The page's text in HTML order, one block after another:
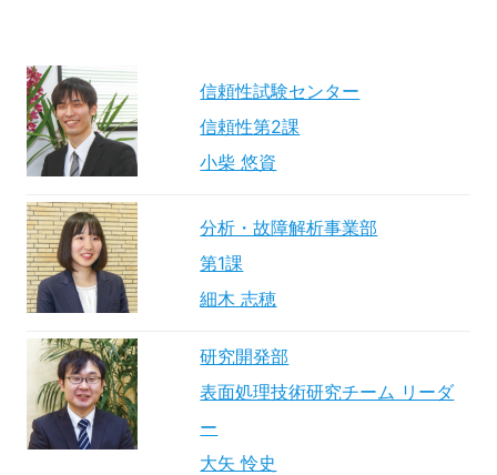
信頼性試験センター
信頼性第2課
小柴 悠資
分析・故障解析事業部
第1課
細木 志穂
研究開発部
表面処理技術研究チーム リーダ
ー
大矢 怜史